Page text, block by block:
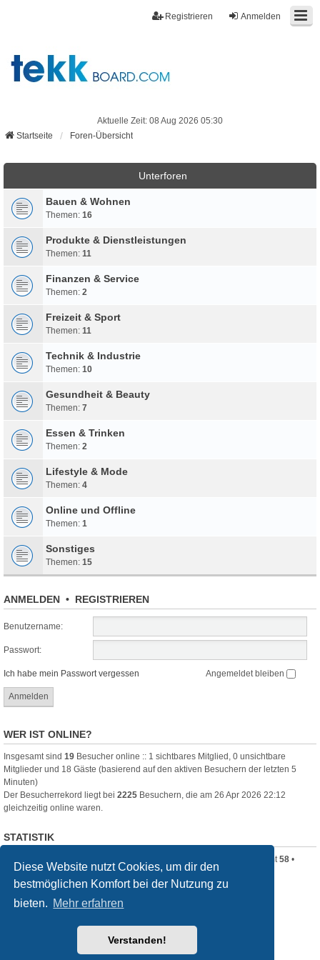
Diese Website nutzt Cookies, um dir den
bestmöglichen Komfort bei der Nutzung zu
bieten. Mehr erfahren
Verstanden!
Anmelden
Registrieren
Aktuelle Zeit: 08 Aug 2026 05:30
Startseite
Foren-Übersicht
Unterforen
Bauen & Wohnen
Themen: 16
Produkte & Dienstleistungen
Themen: 11
Finanzen & Service
Themen: 2
Freizeit & Sport
Themen: 11
Technik & Industrie
Themen: 10
Gesundheit & Beauty
Themen: 7
Essen & Trinken
Themen: 2
Lifestyle & Mode
Themen: 4
Online und Offline
Themen: 1
Sonstiges
Themen: 15
ANMELDEN • REGISTRIEREN
Benutzername:
Passwort:
Ich habe mein Passwort vergessen Angemeldet bleiben
WER IST ONLINE?
Insgesamt sind 19 Besucher online :: 1 sichtbares Mitglied, 0 unsichtbare
Mitglieder und 18 Gäste (basierend auf den aktiven Besuchern der letzten 5
Minuten)
Der Besucherrekord liegt bei 2225 Besuchern, die am 26 Apr 2026 22:12
gleichzeitig online waren.
STATISTIK
• Mitglieder insgesamt58 •
Unser neuestes Mitglied:Clara_B
Startseite Foren-Übersicht
® Forum Software © phpBB Limited
phpBB.de
created by INVENTEA & v12mike